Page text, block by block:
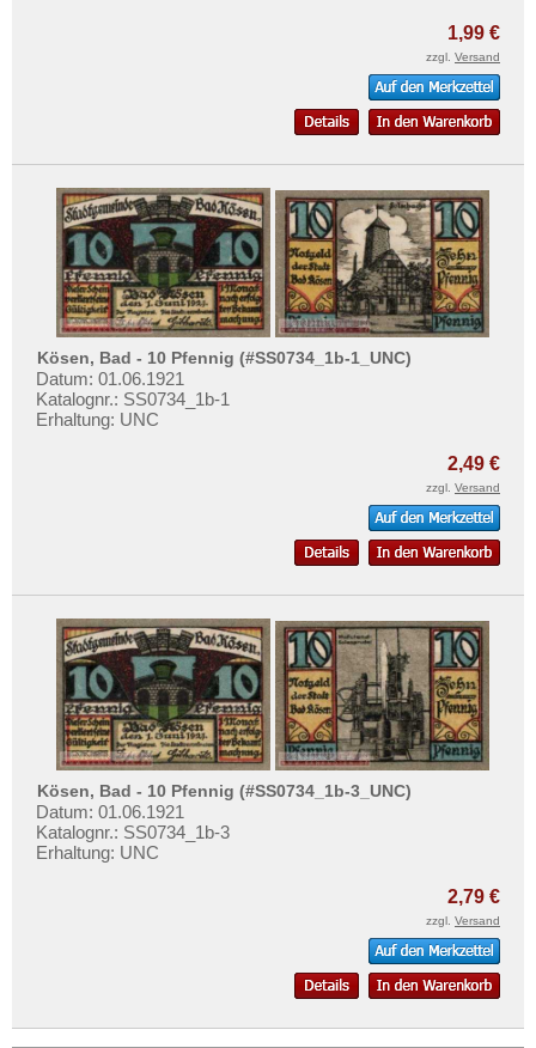
Orte mit Z...
AGB
Impressum
1,99 €
zzgl. Versand
Kösen, Bad - 10 Pfennig (#SS0734_1b-1_UNC)
Datum: 01.06.1921
Katalognr.: SS0734_1b-1
Erhaltung: UNC
2,49 €
zzgl. Versand
Kösen, Bad - 10 Pfennig (#SS0734_1b-3_UNC)
Datum: 01.06.1921
Katalognr.: SS0734_1b-3
Erhaltung: UNC
2,79 €
zzgl. Versand